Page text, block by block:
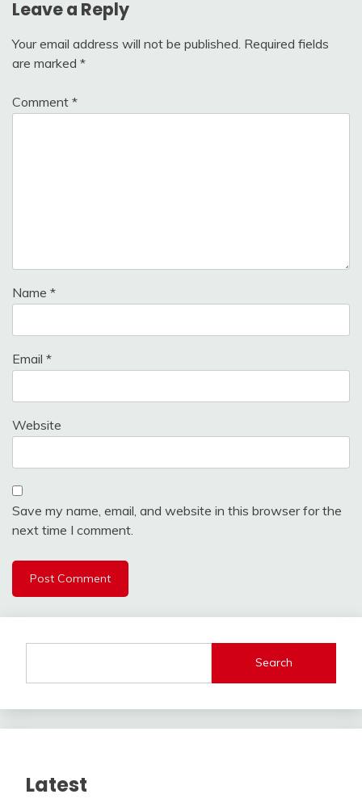
Leave a Reply
Your email address will not be published. Required fields
are marked *
Comment *
Name *
Email *
Website
Save my name, email, and website in this browser for the
next time I comment.
Search
Latest